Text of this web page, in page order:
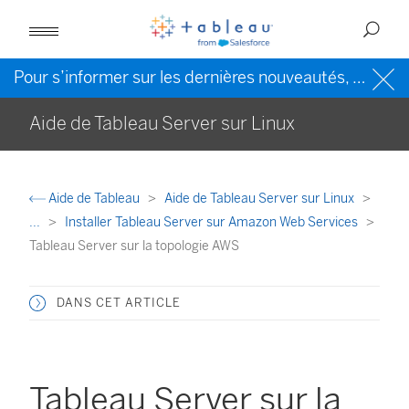
Pour s’informer sur les dernières nouveautés, veuillez consulter l’
Aide de Tableau Server sur Linux
Aide de Tableau
Aide de Tableau Server sur Linux
...
Installer Tableau Server sur Amazon Web Services
Tableau Server sur la topologie AWS
DANS CET ARTICLE
Tableau Server sur la